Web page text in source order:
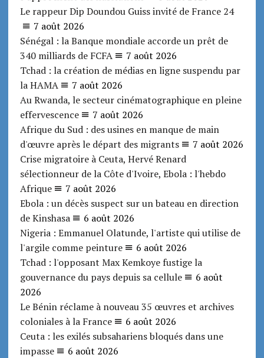
Le rappeur Dip Doundou Guiss invité de France 24
7 août 2026
Sénégal : la Banque mondiale accorde un prêt de
340 milliards de FCFA
7 août 2026
Tchad : la création de médias en ligne suspendu par
la HAMA
7 août 2026
Au Rwanda, le secteur cinématographique en pleine
effervescence
7 août 2026
Afrique du Sud : des usines en manque de main
d'œuvre après le départ des migrants
7 août 2026
Crise migratoire à Ceuta, Hervé Renard
sélectionneur de la Côte d'Ivoire, Ebola : l'hebdo
Afrique
7 août 2026
Ebola : un décès suspect sur un bateau en direction
de Kinshasa
6 août 2026
Nigeria : Emmanuel Olatunde, l'artiste qui utilise de
l'argile comme peinture
6 août 2026
Tchad : l'opposant Max Kemkoye fustige la
gouvernance du pays depuis sa cellule
6 août
2026
Le Bénin réclame à nouveau 35 œuvres et archives
coloniales à la France
6 août 2026
Ceuta : les exilés subsahariens bloqués dans une
impasse
6 août 2026